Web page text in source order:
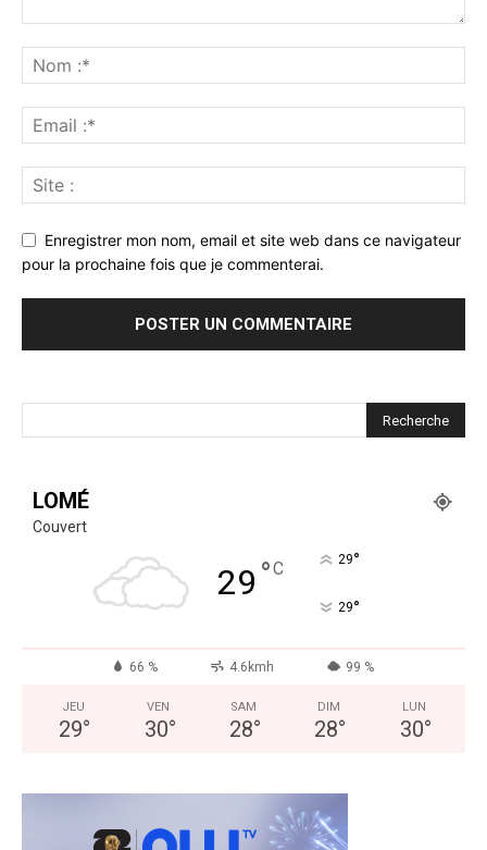
Enregistrer mon nom, email et site web dans ce navigateur
pour la prochaine fois que je commenterai.
LOMÉ
Couvert
29 °C 29°
29°
66 % 4.6kmh 99 %
JEU
29°
VEN
30°
SAM
28°
DIM
28°
LUN
30°